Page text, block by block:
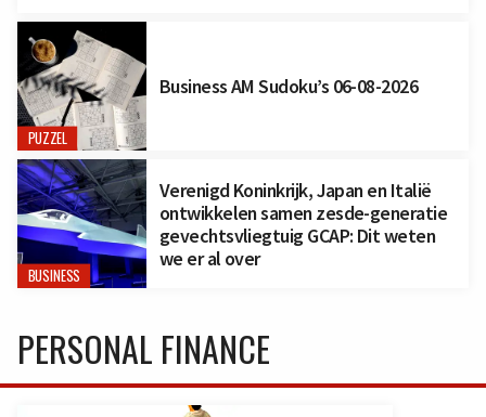
PUZZEL
Business AM Sudoku’s 06-08-2026
BUSINESS
Verenigd Koninkrijk, Japan en Italië
ontwikkelen samen zesde-generatie
gevechtsvliegtuig GCAP: Dit weten
we er al over
PERSONAL FINANCE